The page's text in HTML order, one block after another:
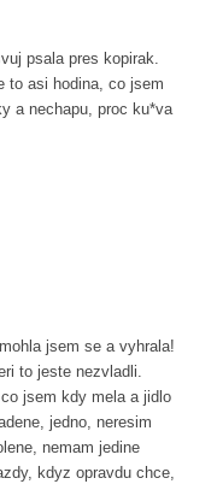
psala pres kopirak.
to asi hodina, co jsem
a nechapu, proc ku*va
jsem se a vyhrala!
to jeste nezvladli.
jsem kdy mela a jidlo
jedno, neresim
nemam jedine
kdyz opravdu chce,